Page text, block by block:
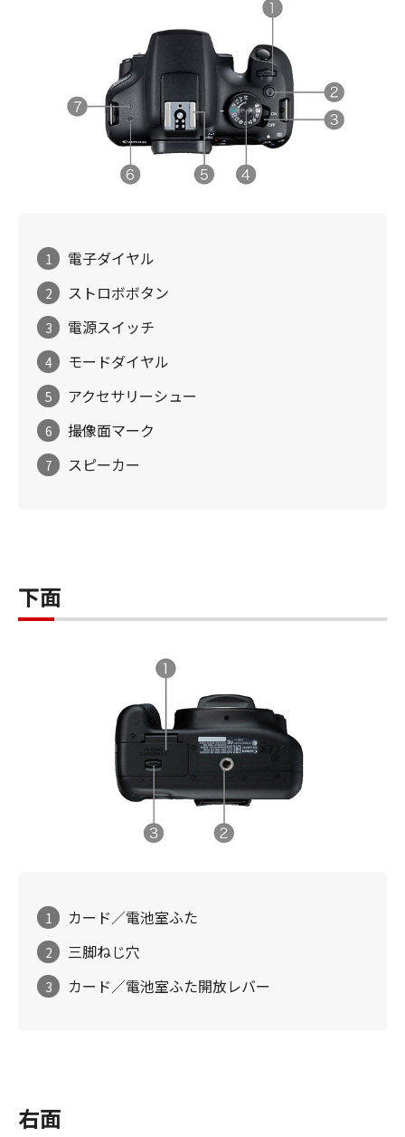
1 電子ダイヤル
2 ストロボボタン
3 電源スイッチ
4 モードダイヤル
5 アクセサリーシュー
6 撮像面マーク
7 スピーカー
下面
1 カード／電池室ふた
2 三脚ねじ穴
3 カード／電池室ふた開放レバー
右面